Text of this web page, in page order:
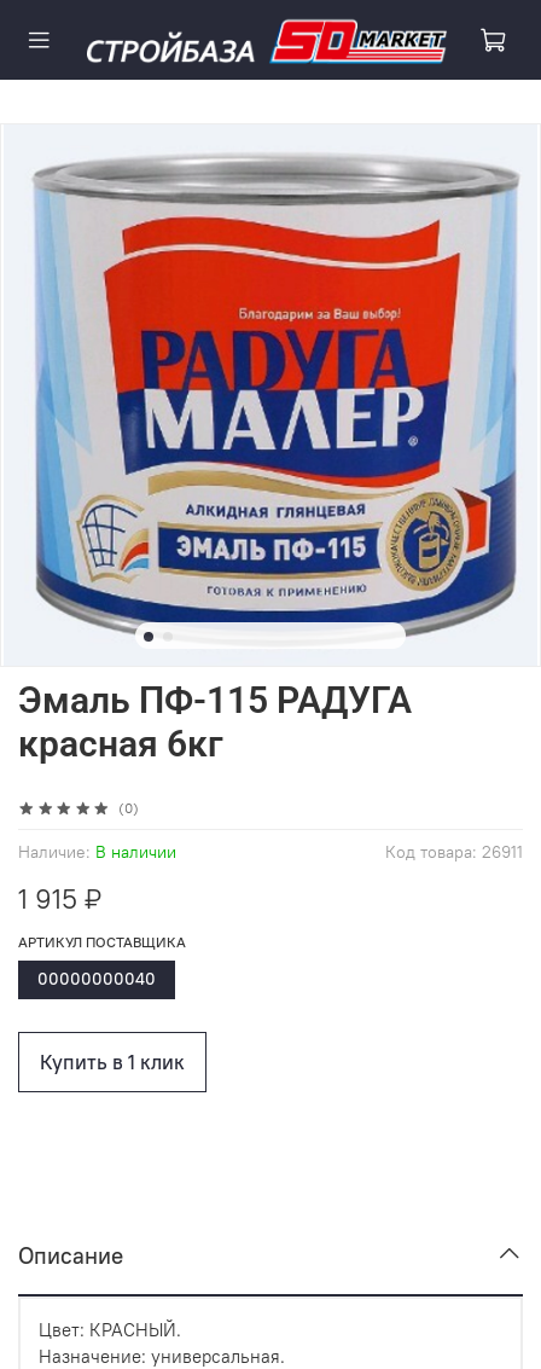
(0)
Код товара: 26911
Наличие: В наличии
Эмаль ПФ-115 РАДУГА
красная 6кг
1 915 ₽
Купить в 1 клик
АРТИКУЛ ПОСТАВЩИКА
00000000040
Описание
Цвет: КРАСНЫЙ.
Назначение: универсальная.